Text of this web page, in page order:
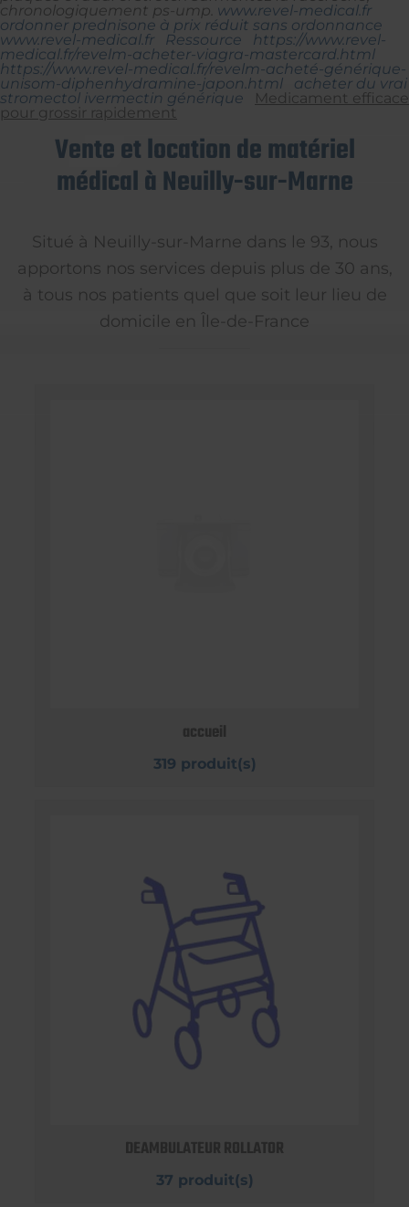
chronologiquement ps-ump. www.revel-medical.fr
ordonner prednisone à prix réduit sans ordonnance
www.revel-medical.fr
Ressource
https://www.revel-
medical.fr/revelm-acheter-viagra-mastercard.html
https://www.revel-medical.fr/revelm-acheté-générique-
unisom-diphenhydramine-japon.html
acheter du vrai
stromectol ivermectin générique
Medicament efficace
pour grossir rapidement
Vente et location de matériel
médical à Neuilly-sur-Marne
Situé à Neuilly-sur-Marne dans le 93, nous
apportons nos services depuis plus de 30 ans,
à tous nos patients quel que soit leur lieu de
domicile en Île-de-France
accueil
319 produit(s)
DEAMBULATEUR ROLLATOR
37 produit(s)